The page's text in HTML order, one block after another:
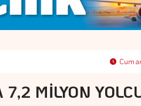
MİLYON